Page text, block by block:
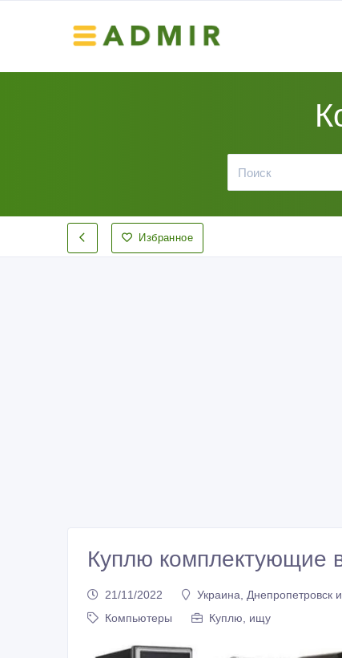
Избранное
Куплю комплектующие
21/11/2022
Украина, Днепропетровск
Компьютеры
Куплю, ищу